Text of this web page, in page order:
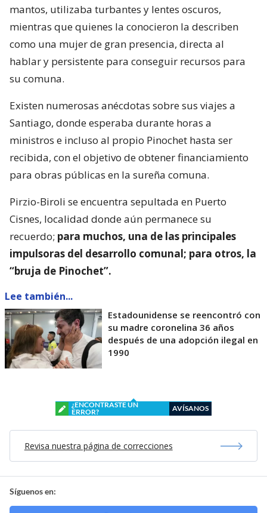
mantos, utilizaba turbantes y lentes oscuros,
mientras que quienes la conocieron la describen
como una mujer de gran presencia, directa al
hablar y persistente para conseguir recursos para
su comuna.
Existen numerosas anécdotas sobre sus viajes a
Santiago, donde esperaba durante horas a
ministros e incluso al propio Pinochet hasta ser
recibida, con el objetivo de obtener financiamiento
para obras públicas en la sureña comuna.
Pirzio-Biroli se encuentra sepultada en Puerto
Cisnes, localidad donde aún permanece su
recuerdo; para muchos, una de las principales
impulsoras del desarrollo comunal; para otros, la
“bruja de Pinochet”.
Lee también...
Estadounidense se reencontró con
su madre coronelina 36 años
después de una adopción ilegal en
1990
¿ENCONTRASTE UN
ERROR?
AVÍSANOS
Revisa nuestra página de correcciones
Síguenos en: